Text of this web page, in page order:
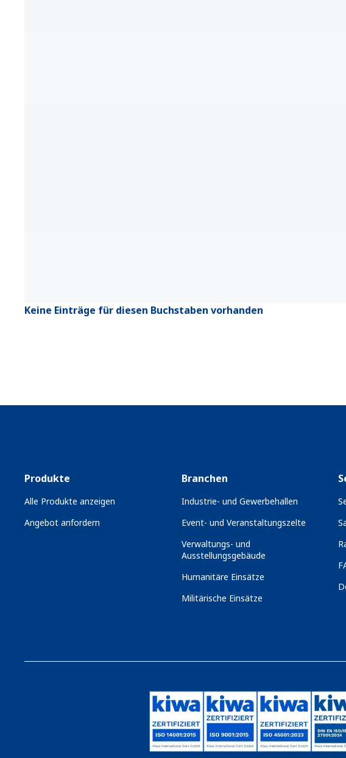
Keine Einträge für diesen Buchstaben vorhanden
Produkte
Alle Produkte anzeigen
Angebot anfordern
Branchen
Industrie- und Gewerbehallen
Event- und Veranstaltungszelte
Verwaltungs- und
Ausstellungsgebäude
Humanitäre Einsätze
Militärische Einsätze